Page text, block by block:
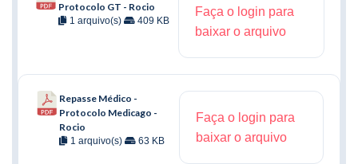
Protocolo GT - Rocio
1 arquivo(s) 409 KB
Faça o login para
baixar o arquivo
Repasse Médico -
Protocolo Medicago -
Rocio
1 arquivo(s) 63 KB
Faça o login para
baixar o arquivo